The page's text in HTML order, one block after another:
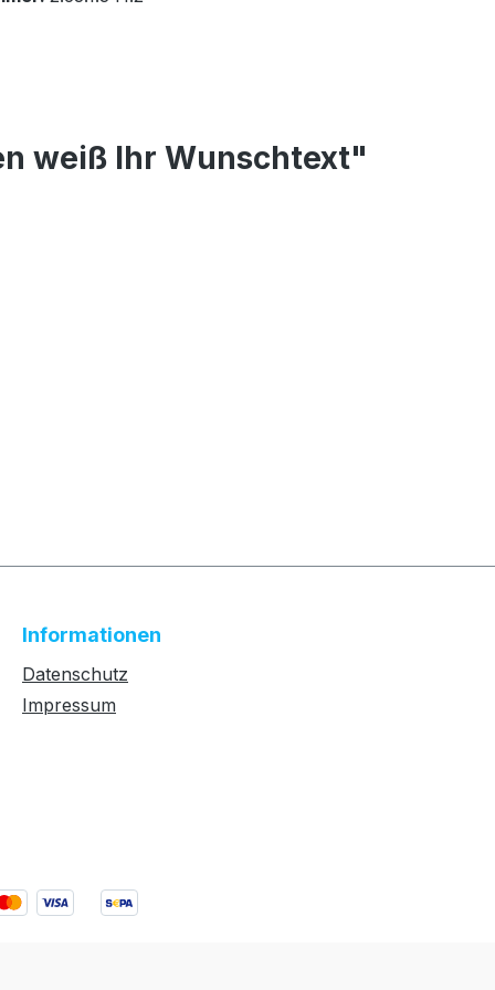
weiß Ihr Wunschtext"
Informationen
Datenschutz
Impressum